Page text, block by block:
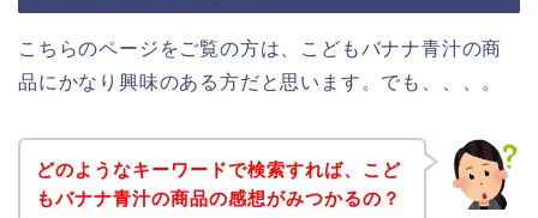
こちらのページをご覧の方は、こどもバナナ青汁の商
品にかなり興味のある方だと思います。でも、、、。
どのようなキーワードで検索すれば、こど
もバナナ青汁の商品の感想がみつかるの？